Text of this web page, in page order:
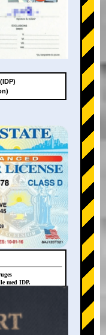
med IDP.